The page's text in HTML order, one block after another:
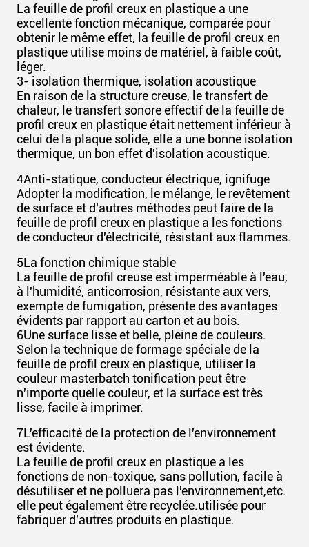
La feuille de profil creux en plastique a une
excellente fonction mécanique, comparée pour
obtenir le même effet, la feuille de profil creux en
plastique utilise moins de matériel, à faible coût,
léger.
3- isolation thermique, isolation acoustique
En raison de la structure creuse, le transfert de
chaleur, le transfert sonore effectif de la feuille de
profil creux en plastique était nettement inférieur à
celui de la plaque solide, elle a une bonne isolation
thermique, un bon effet d'isolation acoustique.
4Anti-statique, conducteur électrique, ignifuge
Adopter la modification, le mélange, le revêtement
de surface et d'autres méthodes peut faire de la
feuille de profil creux en plastique a les fonctions
de conducteur d'électricité, résistant aux flammes.
5La fonction chimique stable
La feuille de profil creuse est imperméable à l'eau,
à l'humidité, anticorrosion, résistante aux vers,
exempte de fumigation, présente des avantages
évidents par rapport au carton et au bois.
6Une surface lisse et belle, pleine de couleurs.
Selon la technique de formage spéciale de la
feuille de profil creux en plastique, utiliser la
couleur masterbatch tonification peut être
n'importe quelle couleur, et la surface est très
lisse, facile à imprimer.
7L'efficacité de la protection de l'environnement
est évidente.
La feuille de profil creux en plastique a les
fonctions de non-toxique, sans pollution, facile à
désutiliser et ne polluera pas l'environnement,etc.
elle peut également être recyclée.utilisée pour
fabriquer d'autres produits en plastique.